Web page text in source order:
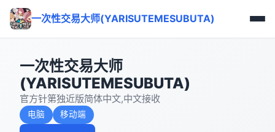
一次性交易大师(YARISUTEMESUBUTA)
一次性交易大师
(YARISUTEMESUBUTA)
官方针第独近版简体中文,中文接收
电脑 移动端